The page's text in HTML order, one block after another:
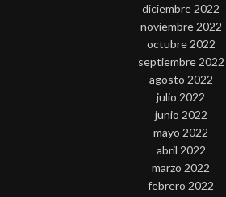
diciembre 2022
noviembre 2022
octubre 2022
septiembre 2022
agosto 2022
julio 2022
junio 2022
mayo 2022
abril 2022
marzo 2022
febrero 2022